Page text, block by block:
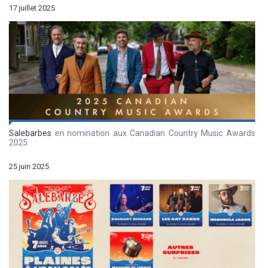
17 juillet 2025
Salebarbes en nomination aux Canadian Country Music Awards
2025
25 juin 2025